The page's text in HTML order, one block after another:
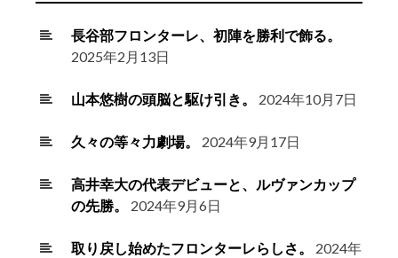
長谷部フロンターレ、初陣を勝利で飾る。
2025年2月13日
山本悠樹の頭脳と駆け引き。 2024年10月7日
久々の等々力劇場。 2024年9月17日
高井幸大の代表デビューと、ルヴァンカップ
の先勝。
2024年9月6日
取り戻し始めたフロンターレらしさ。
2024年